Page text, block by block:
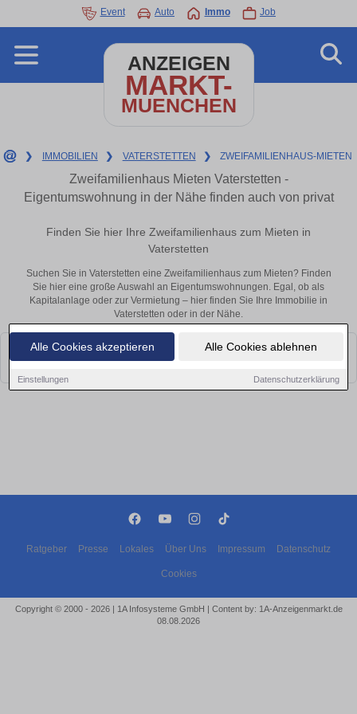
Alle Cookies akzeptieren Alle Cookies ablehnen
Einstellungen Datenschutzerklärung
Event Auto Immo Job
ANZEIGEN
MARKT-
MUENCHEN
❯ IMMOBILIEN ❯ VATERSTETTEN ❯ ZWEIFAMILIENHAUS-MIETEN
Zweifamilienhaus Mieten Vaterstetten -
Eigentumswohnung in der Nähe finden auch von privat
Finden Sie hier Ihre Zweifamilienhaus zum Mieten in
Vaterstetten
Suchen Sie in Vaterstetten eine Zweifamilienhaus zum Mieten? Finden
Sie hier eine große Auswahl an Eigentumswohnungen. Egal, ob als
Kapitalanlage oder zur Vermietung – hier finden Sie Ihre Immobilie in
Vaterstetten oder in der Nähe.
Leider konnten wir derzeit keine passenden Objekte finden. Schauen Sie
bald wieder vorbei!
Ratgeber Presse Lokales Über Uns Impressum Datenschutz
Cookies
Copyright © 2000 - 2026 | 1A Infosysteme GmbH | Content by: 1A-Anzeigenmarkt.de
08.08.2026